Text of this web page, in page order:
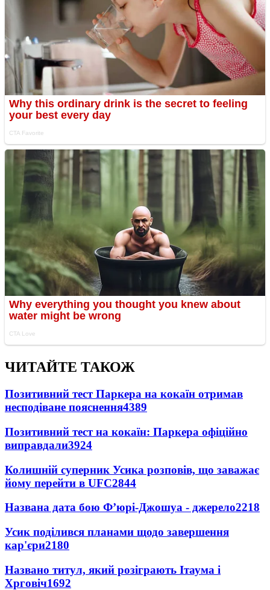
ЧИТАЙТЕ ТАКОЖ
Позитивний тест Паркера на кокаїн отримав
несподіване пояснення4389
Позитивний тест на кокаїн: Паркера офіційно
виправдали3924
Колишній суперник Усика розповів, що заважає
йому перейти в UFC2844
Названа дата бою Ф’юрі-Джошуа - джерело2218
Усик поділився планами щодо завершення
кар'єри2180
Названо титул, який розіграють Ітаума і
Хрговіч1692